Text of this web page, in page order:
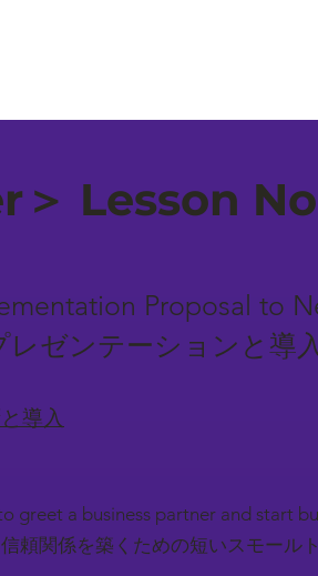
Lesson
Proposal to
ゼンテーションと導
導入
greet a business partner and start
頼関係を築くための短いスモール